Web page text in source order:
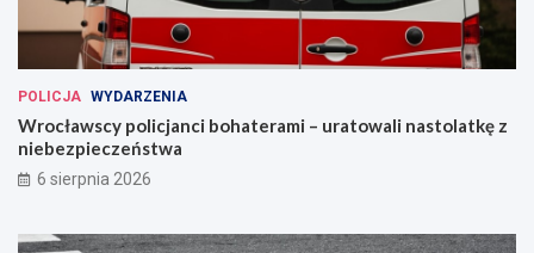
POLICJA WYDARZENIA
Wrocławscy policjanci bohaterami – uratowali nastolatkę z
niebezpieczeństwa
6 sierpnia 2026